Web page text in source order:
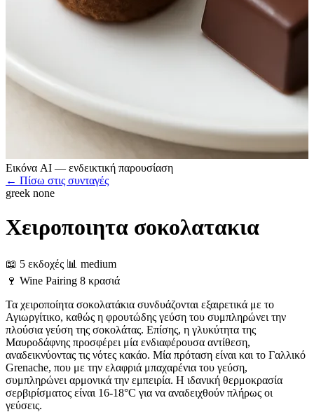
Εικόνα AI — ενδεικτική παρουσίαση
← Πίσω στις συνταγές
greek none
Χειροποιητα σοκολατακια
📖 5 εκδοχές 📊 medium
🍷 Wine Pairing 8 κρασιά
Τα χειροποίητα σοκολατάκια συνδυάζονται εξαιρετικά με το
Αγιωργίτικο, καθώς η φρουτώδης γεύση του συμπληρώνει την
πλούσια γεύση της σοκολάτας. Επίσης, η γλυκύτητα της
Μαυροδάφνης προσφέρει μία ενδιαφέρουσα αντίθεση,
αναδεικνύοντας τις νότες κακάο. Μία πρόταση είναι και το Γαλλικό
Grenache, που με την ελαφριά μπαχαρένια του γεύση,
συμπληρώνει αρμονικά την εμπειρία. Η ιδανική θερμοκρασία
σερβιρίσματος είναι 16-18°C για να αναδειχθούν πλήρως οι
γεύσεις.